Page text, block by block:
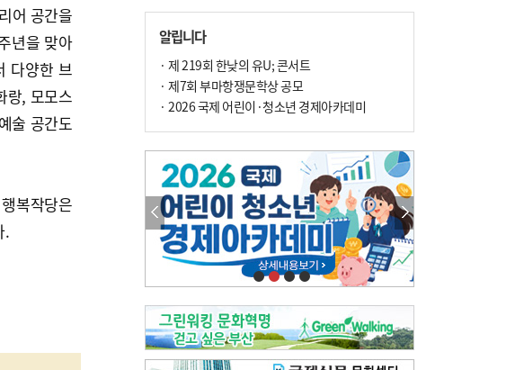
어 공간을
년을 맞아
다양한 브
랑, 모모스
술 공간도
복작당은
.
현실의 고통, 은유의 詩로 담다 外
달구비·여우비…다양한 비 이름 外
박현주의 책 이야기[전체보기]
세계유산 ‘한국의 갯벌’ 얼마나 알고 있나요
문재필-여름_저녁무렵의호수
이 한편의 시조[전체보기]
참선 /오기환
고향 /김진규
주말 영화 박스오피스[전체보기]
‘스파이더맨’ 개봉 5일 만에 300만 돌풍…박스오피스·예매율 동시 1위
‘호프’ 개봉 11일 만에 관객 300만…‘스파이더맨’ 예매율 68.8% 1위
오늘의 운세- [전체보기]
오늘의 운세- 2026년 8월 6일 (음 6월 24일)
오늘의 운세- 2026년 8월 5일 (음 6월 23일)
알립니다
· 제 219회 한낮의 유U; 콘서트
· 제7회 부마항쟁문학상 공모
· 2026 국제 어린이·청소년 경제아카데미